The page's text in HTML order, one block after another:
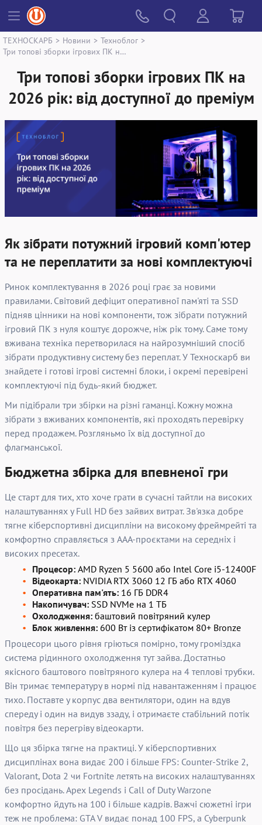
ТЕХНОСКАРБ > Новини > Техноблог >
Три топові зборки ігрових ПК на 2026 рік: від доступної до преміум
Три топові зборки ігрових ПК на
2026 рік: від доступної до преміум
Як зібрати потужний ігровий комп'ютер
та не переплатити за нові комплектуючі
Ринок комплектування в 2026 році грає за новими
правилами. Світовий дефіцит оперативної пам'яті та SSD
підняв цінники на нові компоненти, тож зібрати потужний
ігровий ПК з нуля коштує дорожче, ніж рік тому. Саме тому
вживана техніка перетворилася на найрозумніший спосіб
зібрати продуктивну систему без переплат. У Техноскарб ви
знайдете і готові ігрові системні блоки, і окремі перевірені
комплектуючі під будь-який бюджет.
Ми підібрали три збірки на різні гаманці. Кожну можна
зібрати з вживаних компонентів, які проходять перевірку
перед продажем. Розгляньмо їх від доступної до
флагманської.
Бюджетна збірка для впевненої гри
Це старт для тих, хто хоче грати в сучасні тайтли на високих
налаштуваннях у Full HD без зайвих витрат. Зв'язка добре
тягне кіберспортивні дисципліни на високому фреймрейті та
комфортно справляється з AAA-проєктами на середніх і
високих пресетах.
Процесор: AMD Ryzen 5 5600 або Intel Core i5-12400F
Відеокарта: NVIDIA RTX 3060 12 ГБ або RTX 4060
Оперативна пам'ять: 16 ГБ DDR4
Накопичувач: SSD NVMe на 1 ТБ
Охолодження: баштовий повітряний кулер
Блок живлення: 600 Вт із сертифікатом 80+ Bronze
Процесори цього рівня гріються помірно, тому громіздка
система рідинного охолодження тут зайва. Достатньо
якісного баштового повітряного кулера на 4 теплові трубки.
Він тримає температуру в нормі під навантаженням і працює
тихо. Поставте у корпус два вентилятори, один на вдув
спереду і один на видув ззаду, і отримаєте стабільний потік
повітря без перегріву відеокарти.
Що ця збірка тягне на практиці. У кіберспортивних
дисциплінах вона видає 200 і більше FPS: Counter-Strike 2,
Valorant, Dota 2 чи Fortnite летять на високих налаштуваннях
без просідань. Apex Legends і Call of Duty Warzone
комфортно йдуть на 100 і більше кадрів. Важчі сюжетні ігри
теж не проблема: GTA V видає понад 100 FPS, а Cyberpunk